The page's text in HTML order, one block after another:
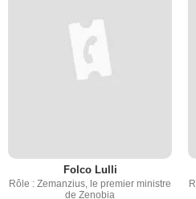
Folco Lulli
Rôle : Zemanzius, le premier ministre
de Zenobia